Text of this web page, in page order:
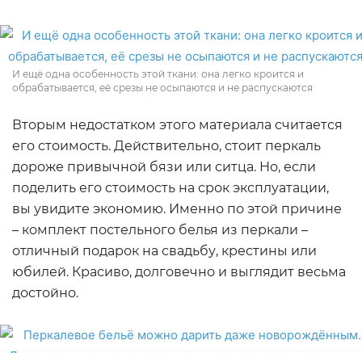
И ещё одна особенность этой ткани: она легко кроится и
обрабатывается, её срезы не осыпаются и не распускаются
Вторым недостатком этого материала считается
его стоимость. Действительно, стоит перкаль
дороже привычной бязи или ситца. Но, если
поделить его стоимость на срок эксплуатации,
вы увидите экономию. Именно по этой причине
– комплект постельного белья из перкали –
отличный подарок на свадьбу, крестины или
юбилей. Красиво, долговечно и выглядит весьма
достойно.